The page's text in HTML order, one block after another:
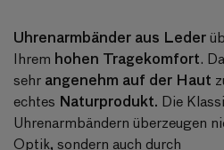
Uhrenarmbänder aus Leder
Ihrem hohen Tragekomfort.
sehr angenehm auf der Haut
echtes Naturprodukt. Die
Uhrenarmbändern überzeugen
Optik, sondern auch durch